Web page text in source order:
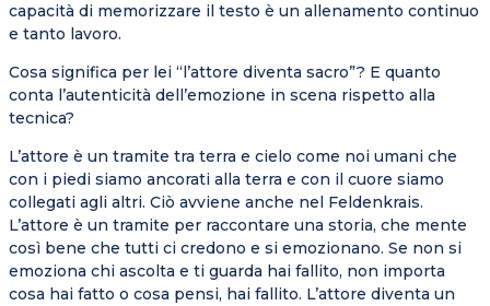
capacità di memorizzare il testo è un allenamento continuo
e tanto lavoro.
Cosa significa per lei “l’attore diventa sacro”? E quanto
conta l’autenticità dell’emozione in scena rispetto alla
tecnica?
L’attore è un tramite tra terra e cielo come noi umani che
con i piedi siamo ancorati alla terra e con il cuore siamo
collegati agli altri. Ciò avviene anche nel Feldenkrais.
L’attore è un tramite per raccontare una storia, che mente
così bene che tutti ci credono e si emozionano. Se non si
emoziona chi ascolta e ti guarda hai fallito, non importa
cosa hai fatto o cosa pensi, hai fallito. L’attore diventa un